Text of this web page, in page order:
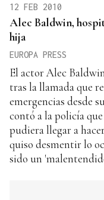
12 FEB 2010
Alec Baldwin,
hija
EUROPA PRESS
El actor Alec
tras la llamada que
emergencias desde
contó a la policía
pudiera llegar a
quiso desmentir lo
sido un